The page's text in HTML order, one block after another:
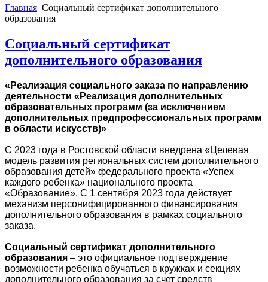
Главная Социальный сертификат дополнительного
образования
Социальный сертификат
дополнительного образования
«Реализация социального заказа по направлению
деятельности «Реализация дополнительных
образовательных программ (за исключением
дополнительных предпрофессиональных программ
в области искусств)»
С 2023 года в Ростовской области внедрена «Целевая
модель развития региональных систем дополнительного
образования детей» федерального проекта «Успех
каждого ребенка» национального проекта
«Образование». С 1 сентября 2023 года действует
механизм персонифицированного финансирования
дополнительного образования в рамках социального
заказа.
Социальный сертификат дополнительного
образования – это официальное подтверждение
возможности ребенка обучаться в кружках и секциях
дополнительного образования за счет средств